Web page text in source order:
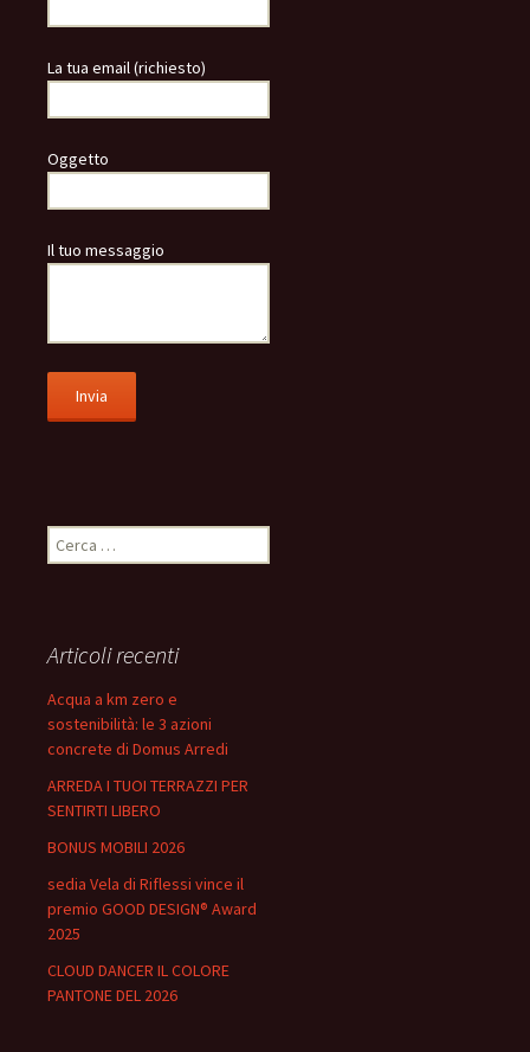
La tua email (richiesto)
Oggetto
Il tuo messaggio
Ricerca
per:
Articoli recenti
Acqua a km zero e
sostenibilità: le 3 azioni
concrete di Domus Arredi
ARREDA I TUOI TERRAZZI PER
SENTIRTI LIBERO
BONUS MOBILI 2026
sedia Vela di Riflessi vince il
premio GOOD DESIGN® Award
2025
CLOUD DANCER IL COLORE
PANTONE DEL 2026